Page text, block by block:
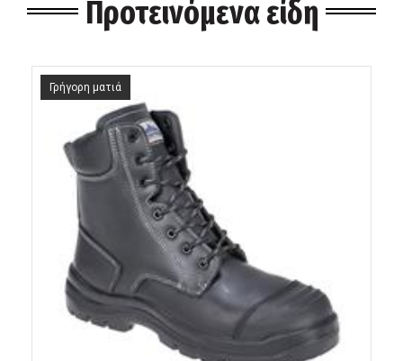
Προτεινόμενα είδη
Γρήγορη ματιά